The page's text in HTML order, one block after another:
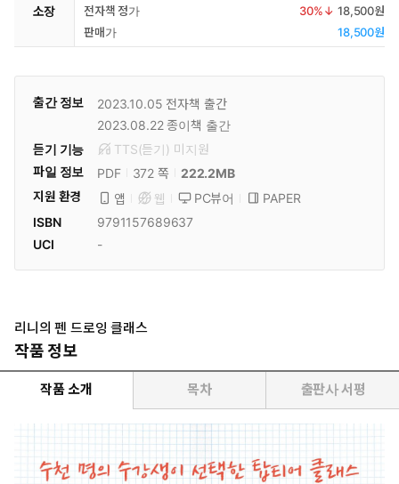
소장
전자책 정가
30%↓ 18,500원
판매가
18,500원
출간 정보 2023.10.05 전자책 출간
2023.08.22 종이책 출간
듣기 기능
TTS(듣기) 미 지원
파일 정보
PDF 372 쪽
222.2MB
지원 환경
앱 웹 PC뷰어
PAPER
ISBN
9791157689637
UCI
-
리니의 펜 드로잉 클래스
작품 정보
작품 소개 목차 출판사 서평